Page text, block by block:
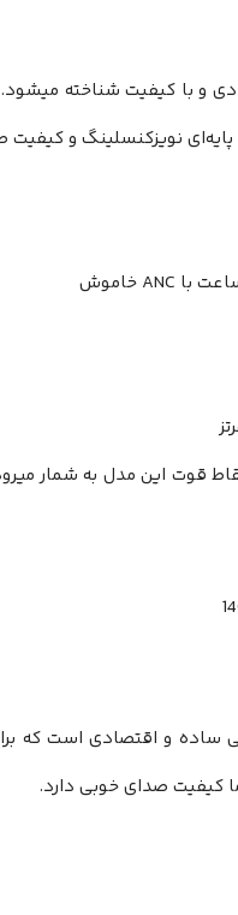
و با کیفیت شناخته
پایه‌ای نویزکنسلینگ و
قوت این مدل به شمار
ساده و اقتصادی است که
کیفیت صدای خوبی دارد.